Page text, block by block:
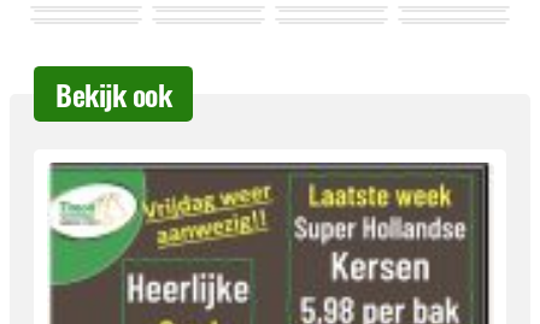
Bekijk ook